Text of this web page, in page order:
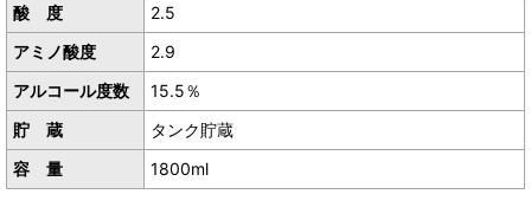
酸 度
2.5
アミノ酸度
2.9
アルコール度数
15.5％
貯 蔵
タンク貯蔵
容 量
1800ml